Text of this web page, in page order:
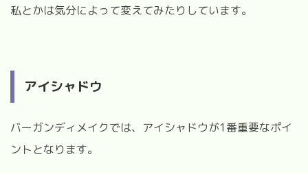
私とかは気分によって変えてみたりしています。
アイシャドウ
バーガンディメイクでは、アイシャドウが1番重要なポイ
ントとなります。